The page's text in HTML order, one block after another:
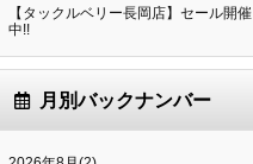
【タックルベリー長岡店】セール開催
中!!
月別バックナンバー